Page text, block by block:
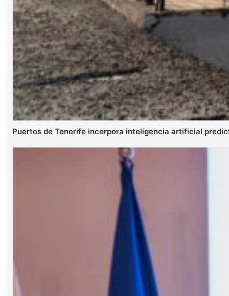
Puertos de Tenerife incorpora inteligencia artificial